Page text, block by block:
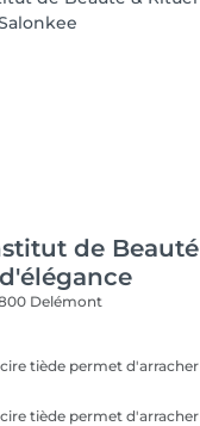
de Beauté
Delémont